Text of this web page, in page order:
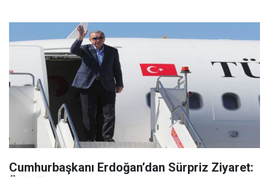
Cumhurbaşkanı Erdoğan’dan Sürpriz Ziyaret: